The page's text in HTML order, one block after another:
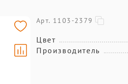
Арт. 1103-2379
Цвет
Производитель